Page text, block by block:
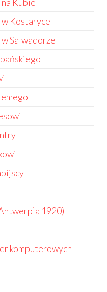
Kostaryce
Salwadorze
1920)
komputerowych